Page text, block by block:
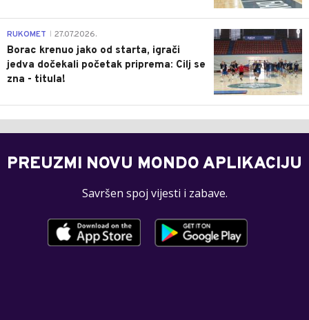
0
RUKOMET 27.07.2026.
Borac krenuo jako od starta, igrači
jedva dočekali početak priprema: Cilj se
zna - titula!
PREUZMI NOVU MONDO APLIKACIJU
Savršen spoj vijesti i zabave.